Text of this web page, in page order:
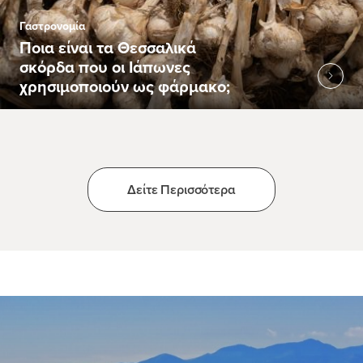
Γαστρονομία
Ποια είναι τα Θεσσαλικά
σκόρδα που οι Ιάπωνες
χρησιμοποιούν ως φάρμακο;
Δείτε Περισσότερα